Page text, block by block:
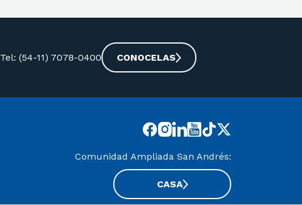
Tel: (54-11) 7078-0400 CONOCELAS
Comunidad Ampliada San Andrés:
CASA